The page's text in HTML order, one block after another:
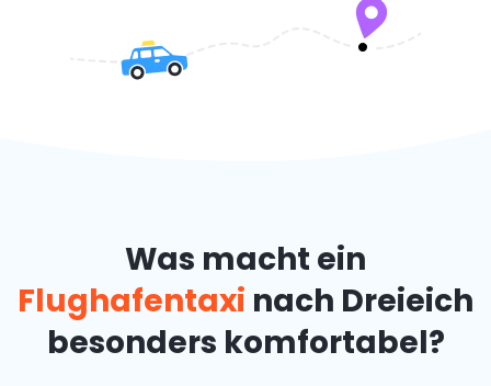
Was macht ein
Flughafentaxi nach Dreieich
besonders komfortabel?